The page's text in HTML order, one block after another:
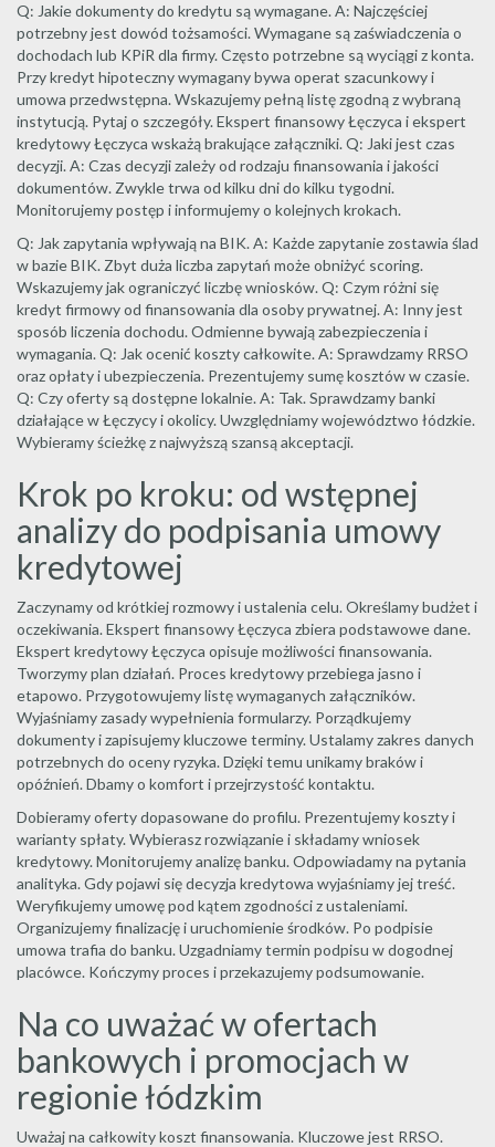
Q: Jakie dokumenty do kredytu są wymagane. A: Najczęściej
potrzebny jest dowód tożsamości. Wymagane są zaświadczenia o
dochodach lub KPiR dla firmy. Często potrzebne są wyciągi z konta.
Przy kredyt hipoteczny wymagany bywa operat szacunkowy i
umowa przedwstępna. Wskazujemy pełną listę zgodną z wybraną
instytucją. Pytaj o szczegóły. Ekspert finansowy Łęczyca i ekspert
kredytowy Łęczyca wskażą brakujące załączniki. Q: Jaki jest czas
decyzji. A: Czas decyzji zależy od rodzaju finansowania i jakości
dokumentów. Zwykle trwa od kilku dni do kilku tygodni.
Monitorujemy postęp i informujemy o kolejnych krokach.
Q: Jak zapytania wpływają na BIK. A: Każde zapytanie zostawia ślad
w bazie BIK. Zbyt duża liczba zapytań może obniżyć scoring.
Wskazujemy jak ograniczyć liczbę wniosków. Q: Czym różni się
kredyt firmowy od finansowania dla osoby prywatnej. A: Inny jest
sposób liczenia dochodu. Odmienne bywają zabezpieczenia i
wymagania. Q: Jak ocenić koszty całkowite. A: Sprawdzamy RRSO
oraz opłaty i ubezpieczenia. Prezentujemy sumę kosztów w czasie.
Q: Czy oferty są dostępne lokalnie. A: Tak. Sprawdzamy banki
działające w Łęczycy i okolicy. Uwzględniamy województwo łódzkie.
Wybieramy ścieżkę z najwyższą szansą akceptacji.
Krok po kroku: od wstępnej
analizy do podpisania umowy
kredytowej
Zaczynamy od krótkiej rozmowy i ustalenia celu. Określamy budżet i
oczekiwania. Ekspert finansowy Łęczyca zbiera podstawowe dane.
Ekspert kredytowy Łęczyca opisuje możliwości finansowania.
Tworzymy plan działań. Proces kredytowy przebiega jasno i
etapowo. Przygotowujemy listę wymaganych załączników.
Wyjaśniamy zasady wypełnienia formularzy. Porządkujemy
dokumenty i zapisujemy kluczowe terminy. Ustalamy zakres danych
potrzebnych do oceny ryzyka. Dzięki temu unikamy braków i
opóźnień. Dbamy o komfort i przejrzystość kontaktu.
Dobieramy oferty dopasowane do profilu. Prezentujemy koszty i
warianty spłaty. Wybierasz rozwiązanie i składamy wniosek
kredytowy. Monitorujemy analizę banku. Odpowiadamy na pytania
analityka. Gdy pojawi się decyzja kredytowa wyjaśniamy jej treść.
Weryfikujemy umowę pod kątem zgodności z ustaleniami.
Organizujemy finalizację i uruchomienie środków. Po podpisie
umowa trafia do banku. Uzgadniamy termin podpisu w dogodnej
placówce. Kończymy proces i przekazujemy podsumowanie.
Na co uważać w ofertach
bankowych i promocjach w
regionie łódzkim
Uważaj na całkowity koszt finansowania. Kluczowe jest RRSO.